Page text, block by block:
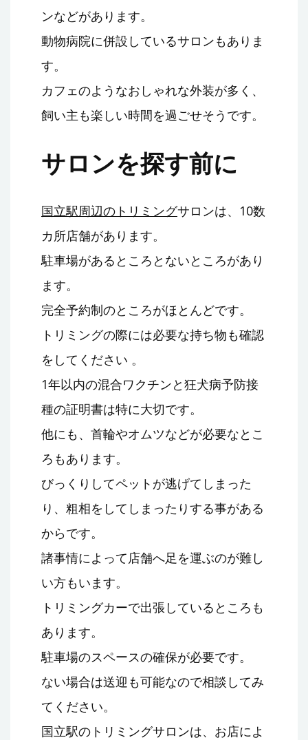
ンなどがあります。
動物病院に併設しているサロンもありま
す。
カフェのようなおしゃれな外装が多く、
飼い主も楽しい時間を過ごせそうです。
サロンを探す前に
国立駅周辺のトリミングサロンは、10数
カ所店舗があります。
駐車場があるところとないところがあり
ます。
完全予約制のところがほとんどです。
トリミングの際には必要な持ち物も確認
をしてください 。
1年以内の混合ワクチンと狂犬病予防接
種の証明書は特に大切です。
他にも、首輪やオムツなどが必要なとこ
ろもあります。
びっくりしてペットが逃げてしまった
り、粗相をしてしまったりする事がある
からです。
諸事情によって店舗へ足を運ぶのが難し
い方もいます。
トリミングカーで出張しているところも
あります。
駐車場のスペースの確保が必要です。
ない場合は送迎も可能なので相談してみ
てください。
国立駅のトリミングサロンは、お店によ